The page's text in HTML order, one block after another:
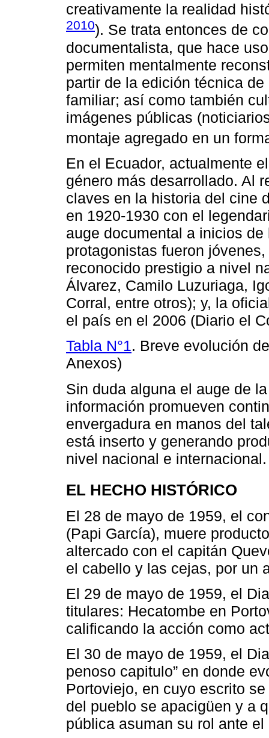
creativamente la realidad
2010). Se trata entonces de
documentalista, que hace
permiten mentalmente
partir de la edición técnica
familiar; así como también
imágenes públicas
montaje agregado en un
En el Ecuador, actualmente
género más desarrollado. Al
claves en la historia del cine
en 1920-1930 con el
auge documental a inicios
protagonistas fueron
reconocido prestigio a nivel
Álvarez, Camilo Luzuriaga,
Corral, entre otros); y, la
el país en el 2006 (Diario el
Tabla N°1. Breve evolución
Anexos)
Sin duda alguna el auge de
información promueven
envergadura en manos del
está inserto y generando
nivel nacional e internacional.
EL HECHO HISTÓRICO
El 28 de mayo de 1959, el
(Papi García), muere
altercado con el capitán
el cabello y las cejas, por un
El 29 de mayo de 1959, el
titulares: Hecatombe en
calificando la acción como
El 30 de mayo de 1959, el
penoso capitulo” en donde
Portoviejo, en cuyo escrito
del pueblo se apacigüen y a
pública asuman su rol ante